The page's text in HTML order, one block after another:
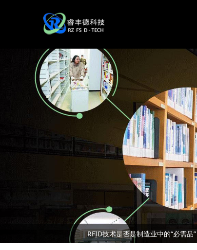
RFID技术是否是制造业中的“必需品”
RFID技术是否是制造业中的“必需品”